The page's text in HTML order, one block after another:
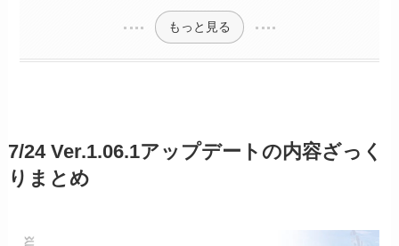
もっと見る
7/24 Ver.1.06.1アップデートの内容ざっく
りまとめ